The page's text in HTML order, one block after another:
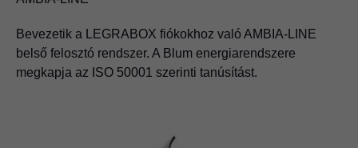
Bevezetik a LEGRABOX fiókokhoz való AMBIA-LINE
belső felosztó rendszer. A Blum energiarendszere
megkapja az ISO 50001 szerinti tanúsítást.